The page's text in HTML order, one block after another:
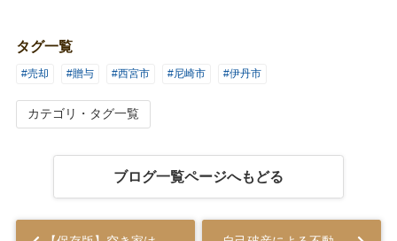
タグ一覧
#売却 #贈与 #西宮市 #尼崎市 #伊丹市
カテゴリ・タグ一覧
ブログ一覧ページへもどる